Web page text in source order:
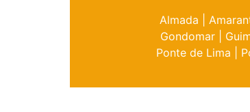
Almada
Gondomar
Ponte de Lima